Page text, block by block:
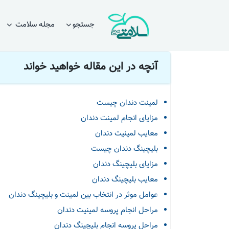
جستجو مجله سلامت صفحه اصلی مقالات بلیچینگ یا لمینت
آنچه در این مقاله خواهید خواند
لمینت دندان چیست
مزایای انجام لمینت دندان
معایب لمینیت دندان
بلیچینگ دندان چیست
مزایای بلیچینگ دندان
معایب بلیچینگ دندان
عوامل موثر در انتخاب بین لمینت و بلیچینگ دندان
مراحل انجام پروسه لمینیت دندان
مراحل پروسه انجام بلیچینگ دندان